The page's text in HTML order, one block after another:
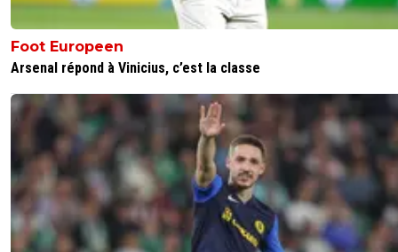
Foot Europeen
Arsenal répond à Vinicius, c’est la classe